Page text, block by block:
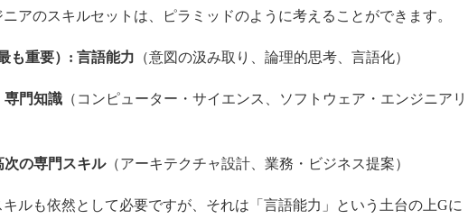
アのスキルセットは、ピラミッドのように考えることができます。
も重要）: 言語能力 （意図の汲み取り、論理的思考、言語化）
専門知識 （コンピューター・サイエンス、ソフトウェア・エンジニアリ
次の専門スキル（アーキテクチャ設計、業務・ビジネス提案）
ルも依然として必要ですが、それは「言語能力」という土台の上Gに